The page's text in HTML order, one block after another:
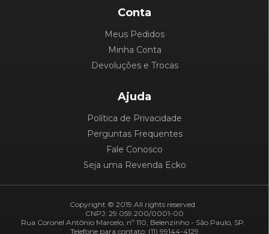
Conta
Meus Pedidos
Minha Conta
Devoluções e Trocas
Ajuda
Política de Privacidade
Perguntas Frequentes
Fale Conosco
Seja uma Revenda Ecko
Copyright © 2019 All rights reserved.
CNPJ: 29.059.200/0001-00
Rua Coronel Antônio Marcelo, nº 110, Belenzinho - São Paulo, SP.
Telefone para contato: (11) 99144-4129